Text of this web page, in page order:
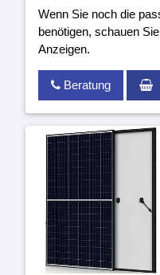
Wenn Sie noch die
benötigen, schauen
Anzeigen.
Beratung